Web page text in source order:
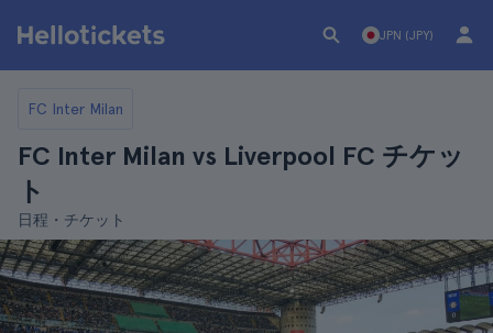
JPN (JPY)
FC Inter Milan
FC Inter Milan vs Liverpool FC チケッ
ト
日程・チケット